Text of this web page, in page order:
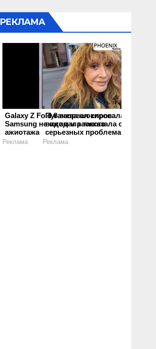
РЕКЛАМА
Galaxy Z Fold 8 взорвал спрос:
Samsung не ожидала такого
ажиотажа
Реклама
Пугачева шокировала своим
видом и рассказала о
серьезных проблемах
Реклама